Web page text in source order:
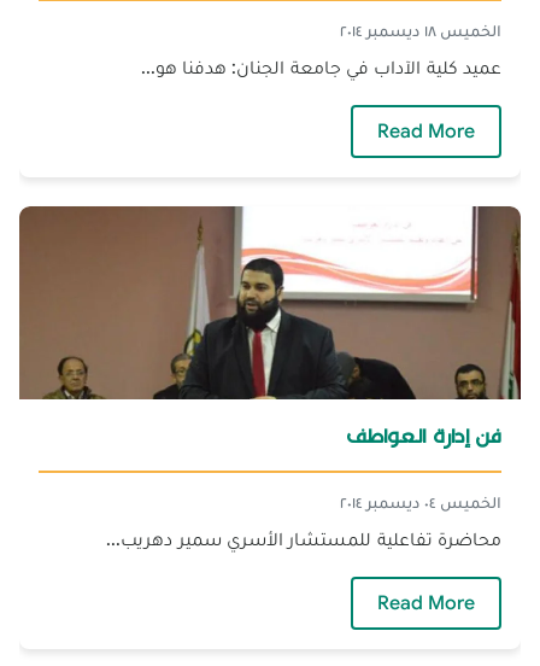
الخميس ١٨ ديسمبر ٢٠١٤
عميد كلية الآداب في جامعة الجنان: هدفنا هو...
Read More
فن إدارة العواطف
الخميس ٠٤ ديسمبر ٢٠١٤
محاضرة تفاعلية للمستشار الأسري سمير دهريب...
Read More